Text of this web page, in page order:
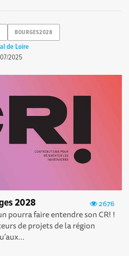
BOURGES2028
de Loire
2025
2676
2028
pourra faire entendre son CR! !
de projets de la région